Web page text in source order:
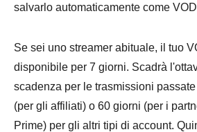
salvarlo automaticamente come
Se sei uno streamer abituale, il tuo
disponibile per 7 giorni. Scadrà
scadenza per le trasmissioni
(per gli affiliati) o 60 giorni (per i
Prime) per gli altri tipi di account.